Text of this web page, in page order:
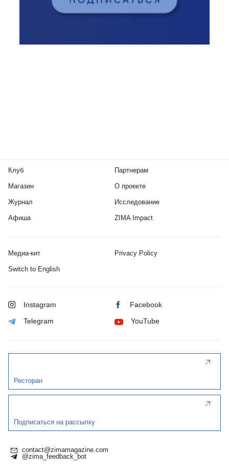
Клуб
Магазин
Журнал
Афиша
Партнерам
О проекте
Исследование
ZIMA Impact
Медиа-кит Privacy Policy
Switch to English
Instagram Facebook
Telegram YouTube
Ресторан
Подписаться на рассылку
contact@zimamagazine.com
@zima_feedback_bot